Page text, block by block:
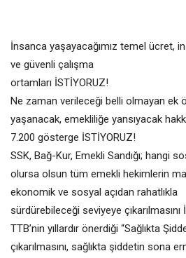
İnsanca yaşayacağımız temel ücret,
ve güvenli çalışma
ortamları İSTİYORUZ!
Ne zaman verileceği belli olmayan ek
yaşanacak, emekliliğe yansıyacak
7.200 gösterge İSTİYORUZ!
SSK, Bağ-Kur, Emekli Sandığı; hangi
olursa olsun tüm emekli hekimlerin
ekonomik ve sosyal açıdan rahatlıkla
sürdürebileceği seviyeye çıkarılmasını
TTB’nin yıllardır önerdiği “Sağlıkta
çıkarılmasını, sağlıkta şiddetin sona